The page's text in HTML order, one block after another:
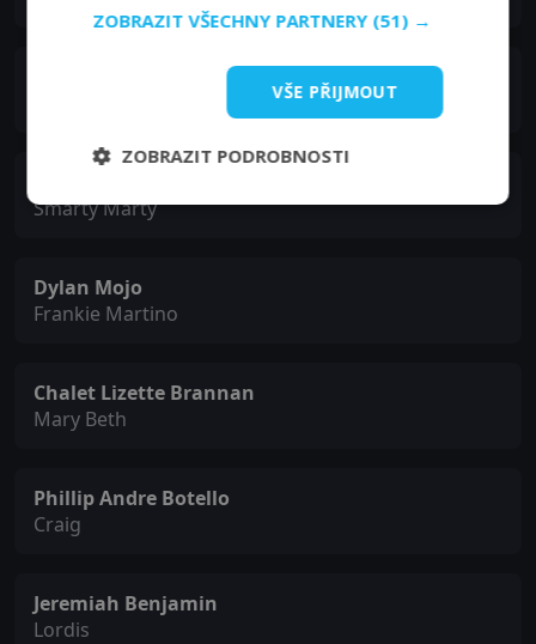
Smarty Marty
Dylan Mojo
Frankie Martino
Chalet Lizette Brannan
Mary Beth
Phillip Andre Botello
Craig
Jeremiah Benjamin
Lordis
ZOBRAZIT VŠECHNY PARTNERY (51) →
VŠE PŘIJMOUT
ZOBRAZIT PODROBNOSTI